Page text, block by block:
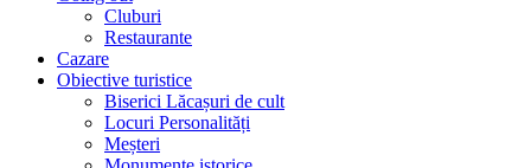
Cluburi
Restaurante
Cazare
Obiective turistice
Biserici Lăcașuri de cult
Locuri Personalități
Meșteri